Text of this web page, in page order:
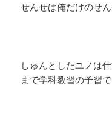
せんせは俺だけのせ
しゅんとしたユノは
まで学科教習の予習